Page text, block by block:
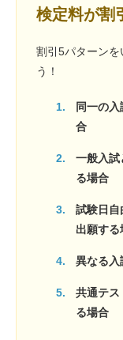
検定料が割
割引5パターン
う！
同一の
合
一般入試
る場合
試験日自
出願する
異なる入
共通テス
る場合